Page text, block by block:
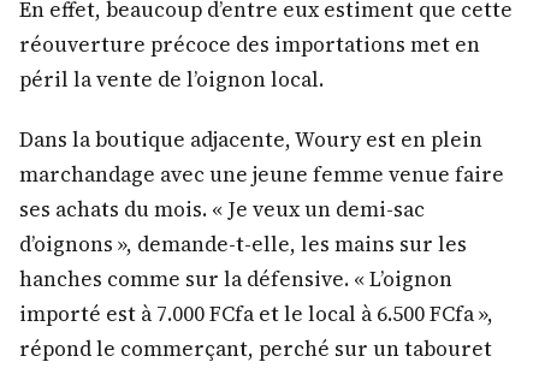
En effet, beaucoup d’entre eux estiment que cette
réouverture précoce des importations met en
péril la vente de l’oignon local.
Dans la boutique adjacente, Woury est en plein
marchandage avec une jeune femme venue faire
ses achats du mois. « Je veux un demi-sac
d’oignons », demande-t-elle, les mains sur les
hanches comme sur la défensive. « L’oignon
importé est à 7.000 FCfa et le local à 6.500 FCfa »,
répond le commerçant, perché sur un tabouret